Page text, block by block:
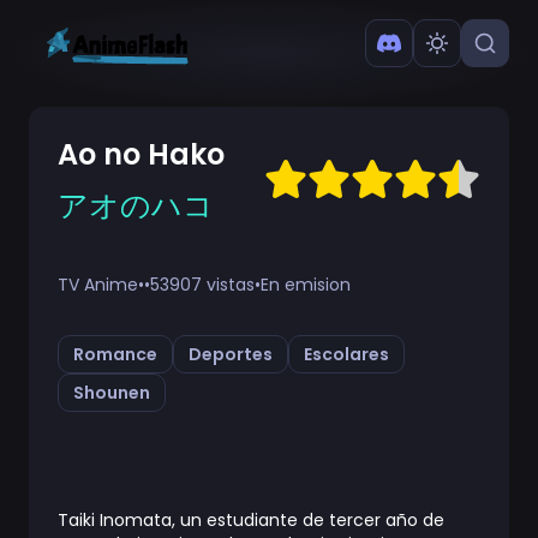
Ao no Hako
アオのハコ
TV Anime••53907 vistas•En emision
Romance Deportes
Escolares
Shounen
Taiki Inomata, un estudiante de tercer año de